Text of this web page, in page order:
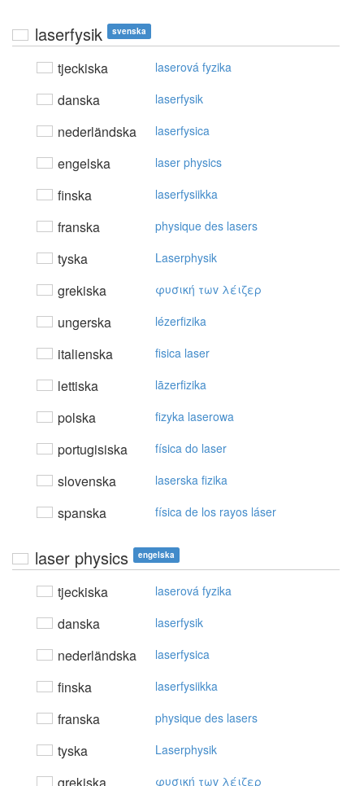
laserfysik svenska
tjeckiska laserová fyzika
danska laserfysik
nederländska laserfysica
engelska laser physics
finska laserfysiikka
franska physique des lasers
tyska Laserphysik
grekiska φυσική τωv λέιζερ
ungerska lézerfizika
italienska fisica laser
lettiska lāzerfizika
polska fizyka laserowa
portugisiska física do laser
slovenska laserska fizika
spanska física de los rayos láser
laser physics engelska
tjeckiska laserová fyzika
danska laserfysik
nederländska laserfysica
finska laserfysiikka
franska physique des lasers
tyska Laserphysik
φυσική τωv λέιζερ